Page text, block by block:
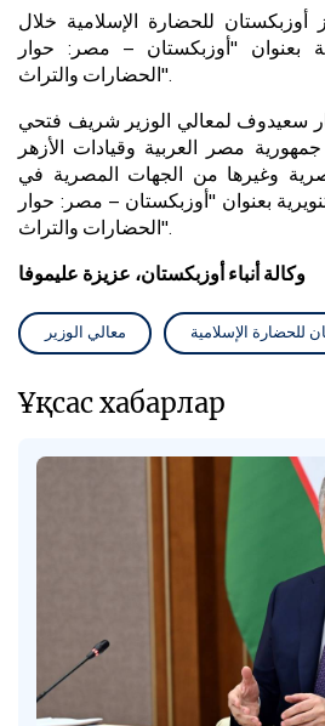
للحضارة الإسلامية خلال
بعنوان "أوزبكستان – مصر: حوار
الحضارات والتراث".
سعيدوف لمعالي الوزير شريف فتحي
مصر العربية وقيادات الأزهر
وغيرها من الجهات المصرية في
بعنوان "أوزبكستان – مصر: حوار
الحضارات والتراث".
وكالة أنباء أوزبكستان، عزيزة عليموفا
معالي الوزير للحضارة الإسلامية
Ұқсас хабарлар